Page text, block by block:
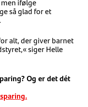
ifølge
så glad for et
alt, der giver barnet
siger Helle
Og er det dét